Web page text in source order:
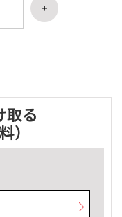
取る
）